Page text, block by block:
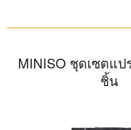
MINISO ชุดเซตแ
ชิ้น